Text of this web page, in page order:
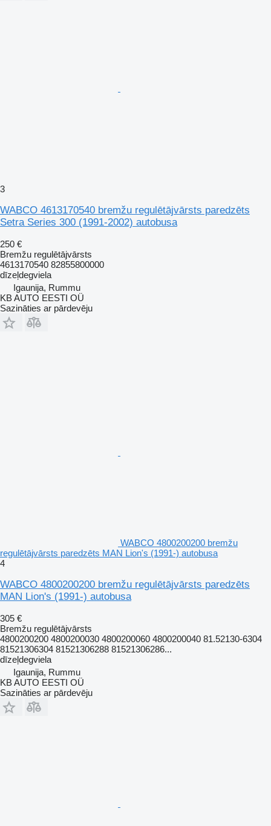
3
WABCO 4613170540 bremžu regulētājvārsts paredzēts
Setra Series 300 (1991-2002) autobusa
250 €
Bremžu regulētājvārsts
4613170540 82855800000
dīzeļdegviela
Igaunija, Rummu
KB AUTO EESTI OÜ
Sazināties ar pārdevēju
WABCO 4800200200 bremžu
regulētājvārsts paredzēts MAN Lion's (1991-) autobusa
4
WABCO 4800200200 bremžu regulētājvārsts paredzēts
MAN Lion's (1991-) autobusa
305 €
Bremžu regulētājvārsts
4800200200 4800200030 4800200060 4800200040 81.52130-6304
81521306304 81521306288 81521306286...
dīzeļdegviela
Igaunija, Rummu
KB AUTO EESTI OÜ
Sazināties ar pārdevēju